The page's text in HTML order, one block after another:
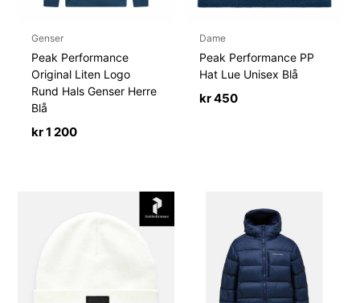
Genser
Peak Performance
Original Liten Logo
Rund Hals Genser Herre
Blå
kr1 200
Dame
Peak Performance PP
Hat Lue Unisex Blå
kr450